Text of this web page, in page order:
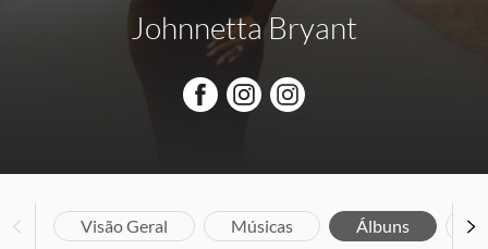
Johnnetta Bryant
Visão Geral Músicas Álbuns